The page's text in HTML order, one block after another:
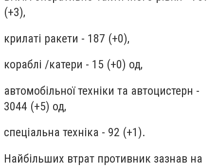
(+3),
крилаті ракети - 187 (+0),
кораблі /катери - 15 (+0) од,
автомобільної техніки та автоцистерн -
3044 (+5) од,
спеціальна техніка - 92 (+1).
Найбільших втрат противник зазнав на